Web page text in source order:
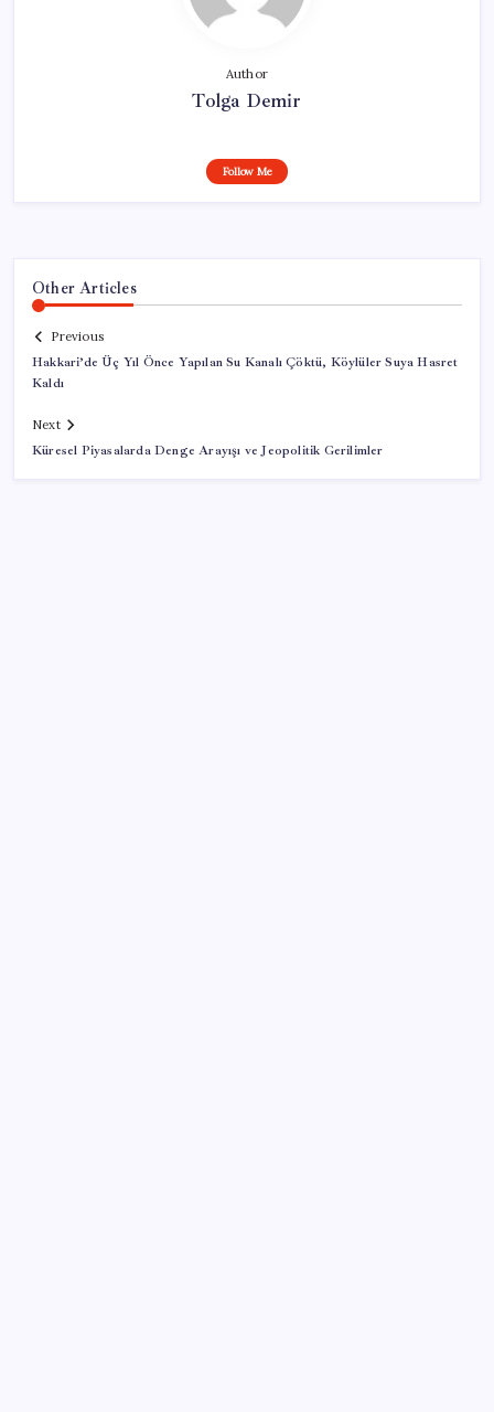
Author
Tolga Demir
Follow Me
Other Articles
Previous
Hakkari’de Üç Yıl Önce Yapılan Su Kanalı Çöktü, Köylüler Suya Hasret
Kaldı
Next
Küresel Piyasalarda Denge Arayışı ve Jeopolitik Gerilimler